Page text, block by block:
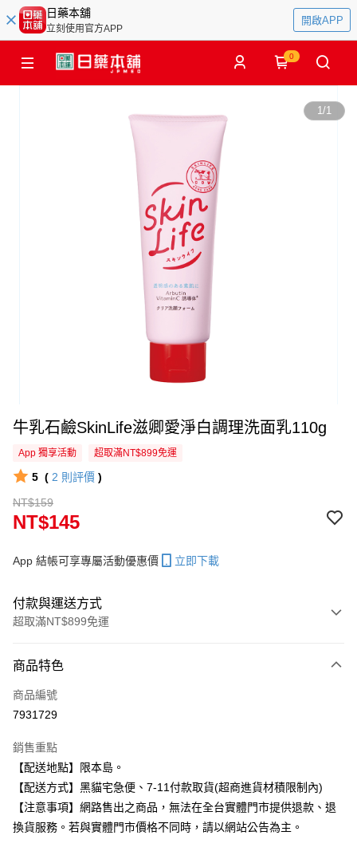
日藥本舖
立刻使用官方APP
開啟APP
0
1/1
牛乳石鹼SkinLife滋卿愛淨白調理洗面乳110g
App 獨享活動 超取滿NT$899免運
5 ( 2 則評價 )
NT$159
NT$145
App 結帳可享專屬活動優惠價 立即下載
付款與運送方式
超取滿NT$899免運
信用卡一次付款
信用卡分期付款
合作金庫商業銀行
華南商業銀行
上海商業儲蓄銀行
台北富邦商業銀行
國泰世華商業銀行
兆豐國際商業銀行
臺灣中小企業銀行
台中商業銀行
超商取貨付款
LINE Pay
Apple Pay
商品特色
商品編號
7931729
銷售重點
【配送地點】限本島。
【配送方式】黑貓宅急便、7-11付款取貨(超商進貨材積限制內)
【注意事項】網路售出之商品，無法在全台實體門市提供退款、退
換貨服務。若與實體門市價格不同時，請以網站公告為主。